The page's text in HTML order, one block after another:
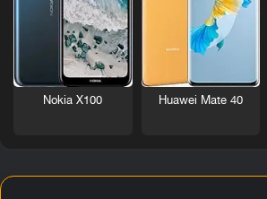
Huawei Mate 40
Nokia X100